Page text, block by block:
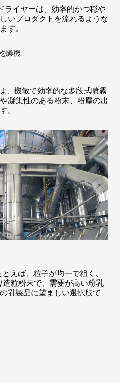
ライヤーは、効率的かつ穏や
いプロダクトを流れるような
す。
、機敏で効率的な多段式噴霧
凝集性のある粉末、粉塵の出
。
えば、粒子が均一で粗く、
粒粉末で、需要が高い粉乳
乳製品に望ましい選択肢で